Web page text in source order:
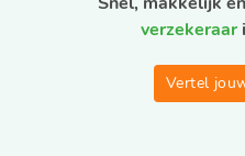
verzekeraar
Vertel